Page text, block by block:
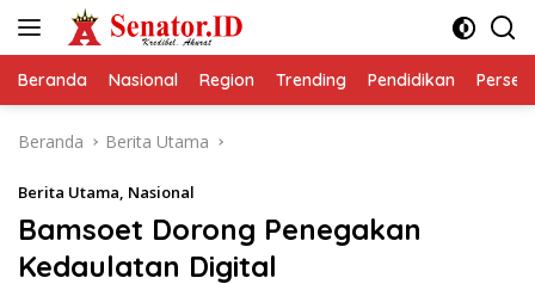
Beranda Nasional Region Trending Pendidikan
Beranda Berita Utama
Berita Utama, Nasional
Bamsoet Dorong Penegakan
Kedaulatan Digital